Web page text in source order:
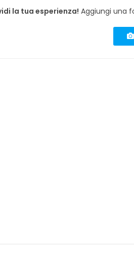
la tua esperienza! Aggiungi una